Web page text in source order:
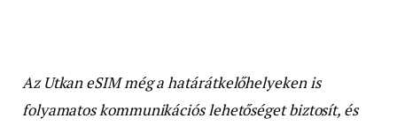
Az Utkan eSIM még a határátkelőhelyeken is
folyamatos kommunikációs lehetőséget biztosít, és